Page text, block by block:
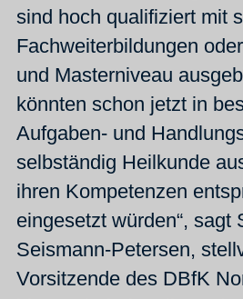
sind hoch qualifiziert mit
Fachweiterbildungen
und Masterniveau
könnten schon jetzt in
Aufgaben- und
selbständig Heilkunde
ihren Kompetenzen
eingesetzt würden“, sagt
Seismann-Petersen,
Vorsitzende des DBfK